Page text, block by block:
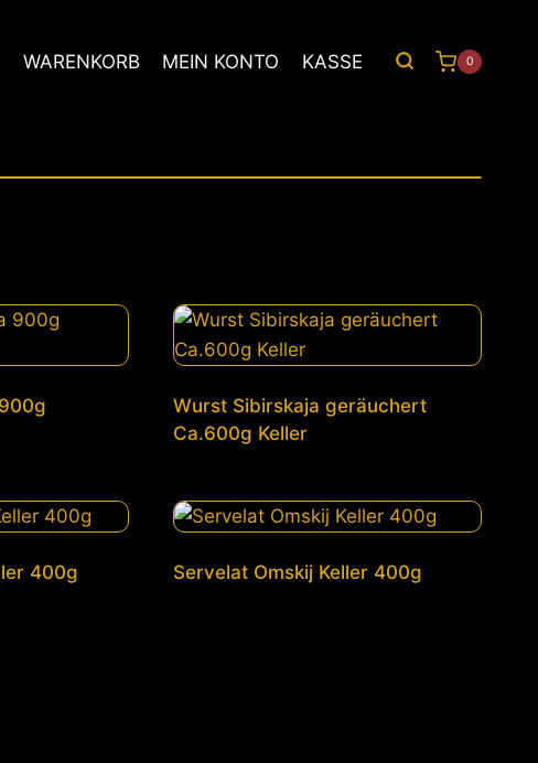
WARENKORB MEIN KONTO KASSE 0
Wurst Sibirskaja geräuchert
Ca.600g Keller
400g Servelat Omskij Keller 400g